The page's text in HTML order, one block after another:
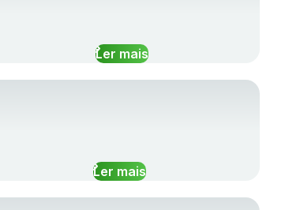
Ler mais
Ler mais